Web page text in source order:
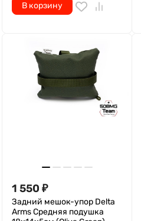
В корзину
1 550 ₽
Задний мешок-упор Delta
Arms Средняя подушка